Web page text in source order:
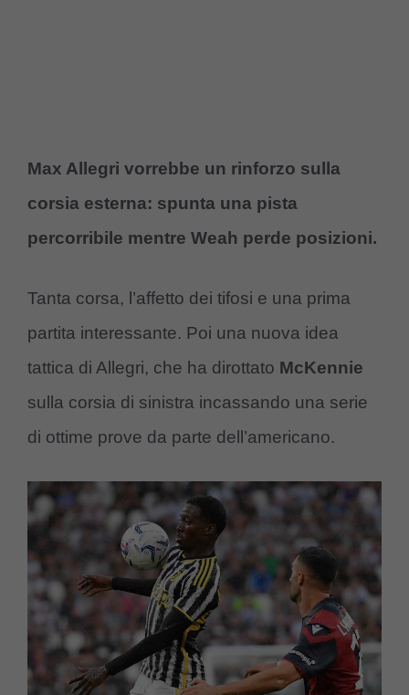
Max Allegri vorrebbe un rinforzo sulla
corsia esterna: spunta una pista
percorribile mentre Weah perde posizioni.
Tanta corsa, l’affetto dei tifosi e una prima
partita interessante. Poi una nuova idea
tattica di Allegri, che ha dirottato McKennie
sulla corsia di sinistra incassando una serie
di ottime prove da parte dell’americano.